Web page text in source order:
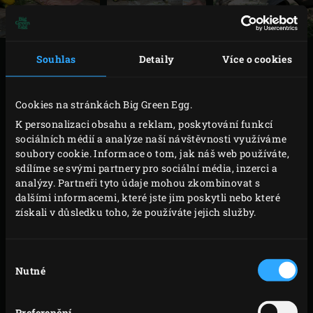
Souhlas Detaily Více o cookies
Cookies na stránkách Big Green Egg.
K personalizaci obsahu a reklam, poskytování funkcí
sociálních médií a analýze naší návštěvnosti využíváme
soubory cookie. Informace o tom, jak náš web používáte,
sdílíme se svými partnery pro sociální média, inzerci a
analýzy. Partneři tyto údaje mohou zkombinovat s
dalšími informacemi, které jste jim poskytli nebo které
získali v důsledku toho, že používáte jejich služby.
souhlasu
Nutné
VAŘENÍ
Zapalte uhlí v Big Green Egg a i s
rozpalte na teplotu 180°C. Ukrojte přibližně třetinu
úzké části cukety (použijete ji na pomazánku na
pizzu). Zbytek cukety nakrájejte podélně na
čtvrtiny. Rozpulte srdíčkový salát. Kousky cukety
pokapejte olivovým olejem. Rozpulte citron.
Položte kousky cukety a poloviny citronu na rošt.
přidejte na rošt půlky salátu a ogrilujte je z každé